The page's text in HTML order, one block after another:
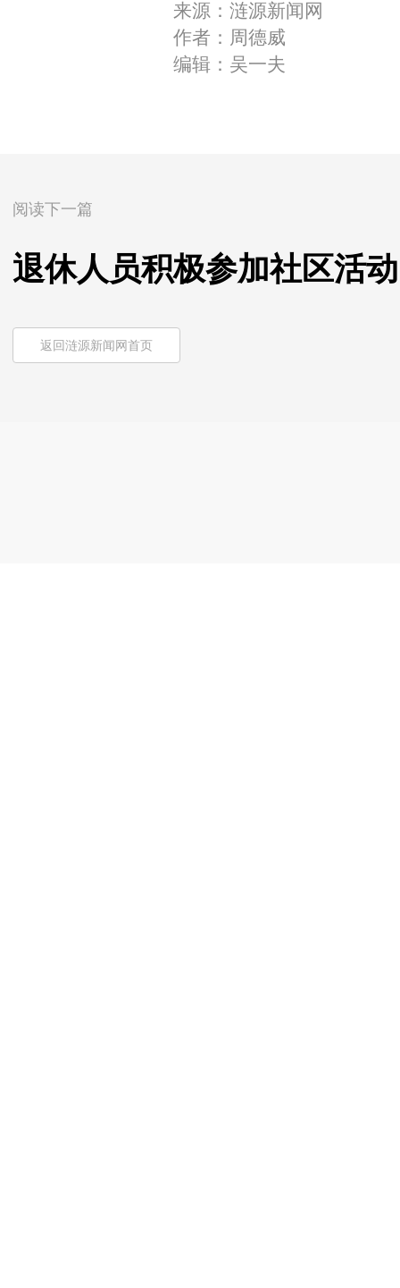
来源：涟源新闻网
作者：周德威
编辑：吴一夫
阅读下一篇
退休人员积极参加社区活动
返回涟源新闻网首页